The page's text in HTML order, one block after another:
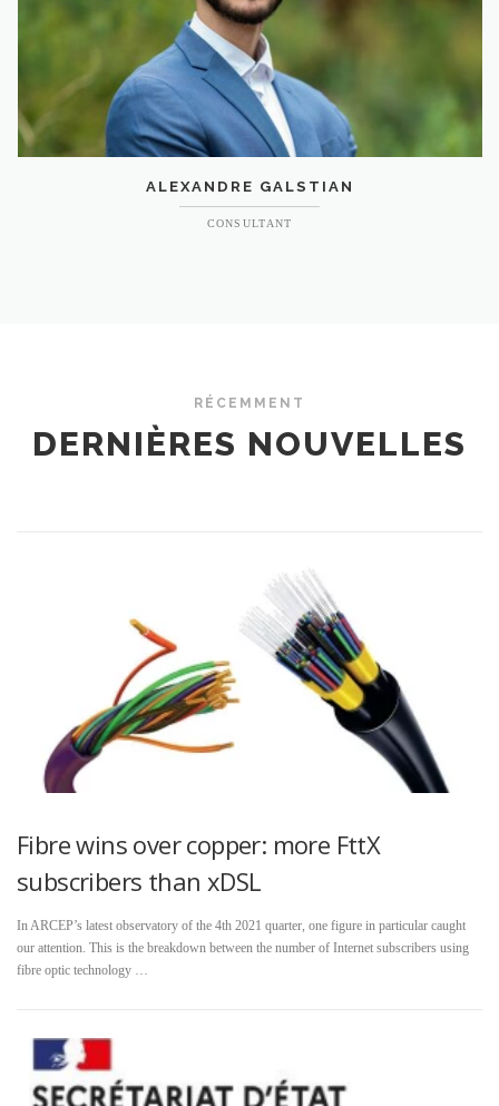
ALEXANDRE GALSTIAN
CONSULTANT
RÉCEMMENT
DERNIÈRES NOUVELLES
Fibre wins over copper: more FttX
subscribers than xDSL
In ARCEP’s latest observatory of the 4th 2021 quarter, one figure in particular caught
our attention. This is the breakdown between the number of Internet subscribers using
fibre optic technology …